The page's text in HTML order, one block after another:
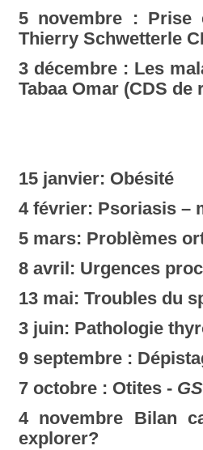
5 novembre : Prise
Thierry Schwetterle
3 décembre : Les
Tabaa Omar (CDS
15 janvier: Obésité
4 février: Psoriasis –
5 mars: Problèmes
8 avril: Urgences
13 mai: Troubles du
3 juin: Pathologie
9 septembre :
7 octobre : Otites -
4 novembre Bilan
explorer?